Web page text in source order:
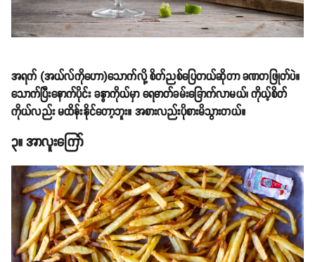
အရက် (အယ်လ်ကိုဟော)သောက်လို့ စိတ်ညစ်ပြေတယ်ဆိုတာ ခဏတဖြုတ်ပဲ။
သောက်ပြီးနောက်ပိုင်း ခန္ဓာကိုယ်မှာ ရေဓာတ်ခမ်းခြောက်လာမယ်၊ ကိုယ့်စိတ်
ကိုယ်လည်း မထိန်းနိုင်တော့ဘူး။ အစားလည်းပိုစားမိသွားတယ်။
၃။ အာလူးကြော်